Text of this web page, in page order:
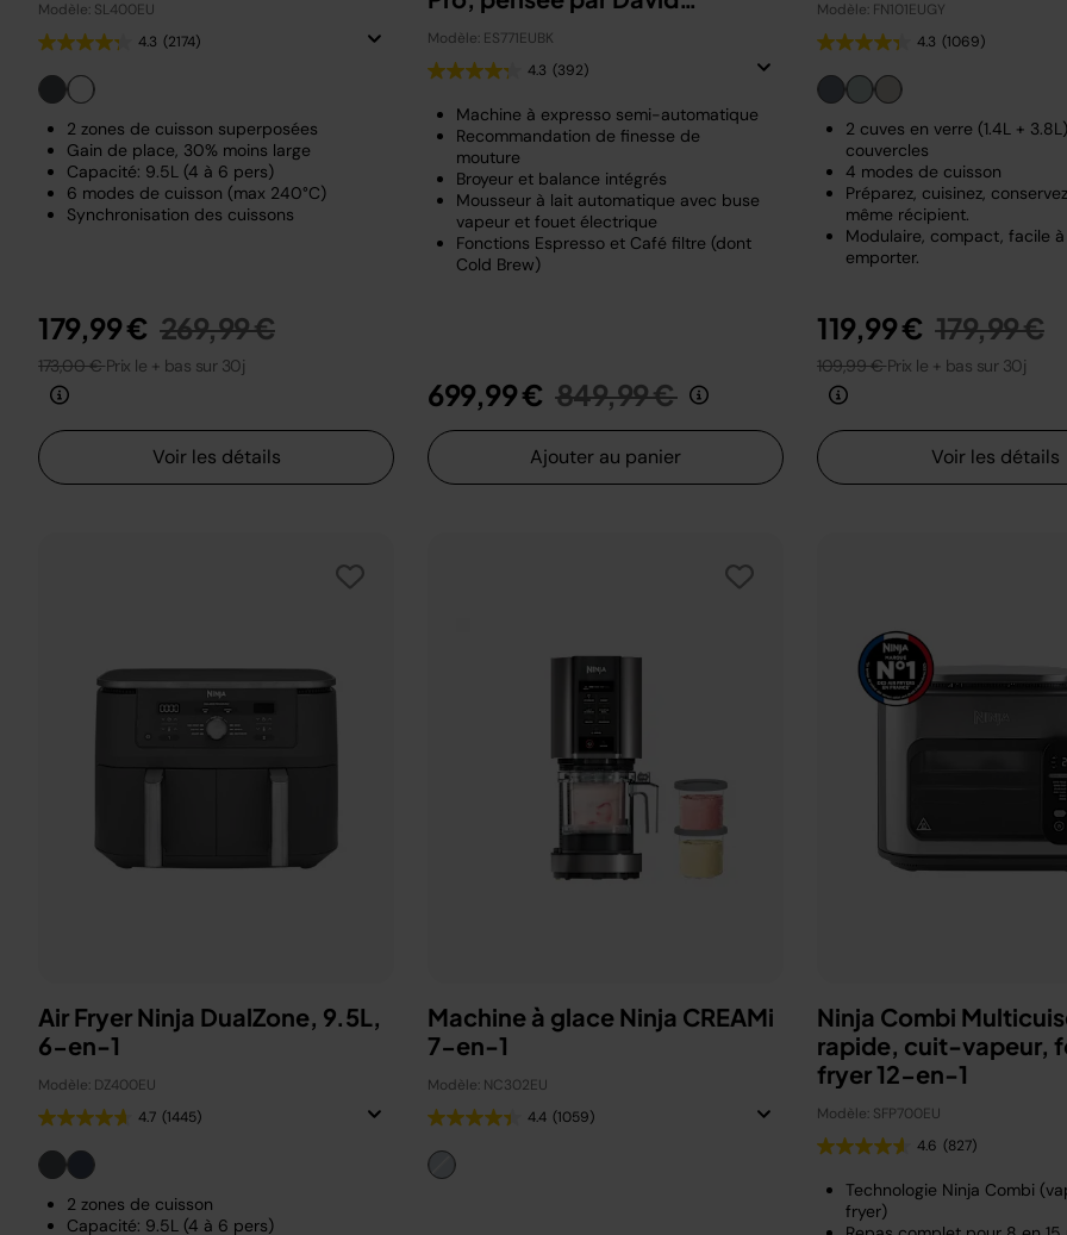
Modèle: SL400EU
4.3 (2174)
2 zones de cuisson superposées
Gain de place, 30% moins large
Capacité: 9.5L (4 à 6 pers)
6 modes de cuisson (max 240°C)
Synchronisation des cuissons
179,99 € Prix réduit de
269,99 €au
173,00 €Prix le + bas sur 30j
Voir les détails
Beckham
Modèle: ES771EUBK
4.3 (392)
Machine à expresso semi-automatique
Recommandation de finesse de
mouture
Broyeur et balance intégrés
Mousseur à lait automatique avec buse
vapeur et fouet électrique
Fonctions Espresso et Café filtre (dont
Cold Brew)
699,99 € Prix réduit de
849,99 €au
Ajouter au panier
Modèle: FN101EUGY
4.3 (1069)
2 cuves en verre (1.4L +
couvercles
4 modes de cuisson
Préparez, cuisinez,
même récipient.
Modulaire, compact, facile
emporter.
119,99 € Prix réduit
179,99 €au
109,99 €Prix le + bas sur 30j
Voir les détails
Air Fryer Ninja DualZone, 9.5L,
6-en-1
Modèle: DZ400EU
4.7 (1445)
2 zones de cuisson
Capacité: 9.5L (4 à 6 pers)
Machine à glace Ninja CREAMi
7-en-1
Modèle: NC302EU
4.4 (1059)
Ninja Combi
rapide, cuit-vapeur,
fryer 12-en-1
Modèle: SFP700EU
4.6 (827)
Technologie Ninja Combi
fryer)